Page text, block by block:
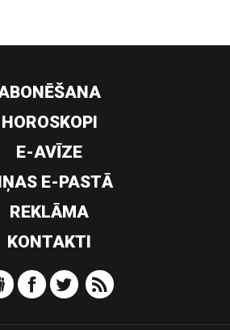
HOROSKOPI
E-AVĪZE
E-PASTĀ
REKLĀMA
KONTAKTI